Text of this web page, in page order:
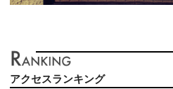
アクセスランキング